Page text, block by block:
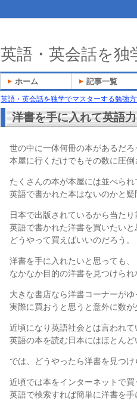
英語・英会話を独学でマスターする勉強
洋書を手に入れて英語
世の中に一体何冊の本があるだろ
本屋に行くだけでもその数に圧倒
たくさんの本が本屋には並べられ
英語で書かれた本はないのかと
日本で出版されているから当たり
英語で書かれた洋書を買いたいと
どうやって買えばいいのだろう。
洋書を手に入れたいと思っても、
なかなか目的の洋書を見つけられ
大きな書店なら洋書コーナーがゆ
実際に買おうと思うと意外に数が
近頃になり英語社会とは言われて
英語の本を読む日本にはほとんど
では、どうやったら洋書を見つけ
近頃では本をインターネットで
英語で検索すれば簡単に洋書を手
英語・英会話を独
ホーム 記事一覧